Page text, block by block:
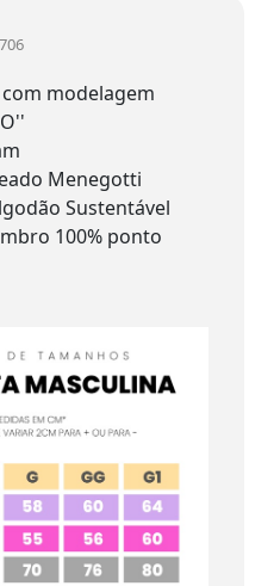
modelagem
Menegotti
Sustentável
100% ponto